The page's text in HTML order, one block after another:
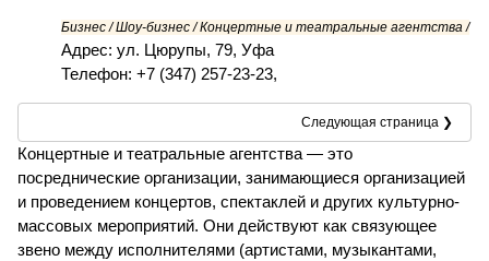
Бизнес / Шоу-бизнес / Концертные и театральные агентства /
Адрес: ул. Цюрупы, 79, Уфа
Телефон: +7 (347) 257-23-23,
Следующая страница ❯
Концертные и театральные агентства — это
посреднические организации, занимающиеся организацией
и проведением концертов, спектаклей и других культурно-
массовых мероприятий. Они действуют как связующее
звено между исполнителями (артистами, музыкантами,